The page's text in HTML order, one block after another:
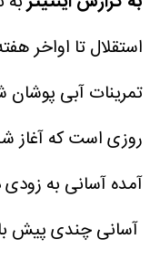
استقلال تا اواخر
تمرینات آبی
روزی است که آغاز
آمده آسانی به
آسانی چندی پیش